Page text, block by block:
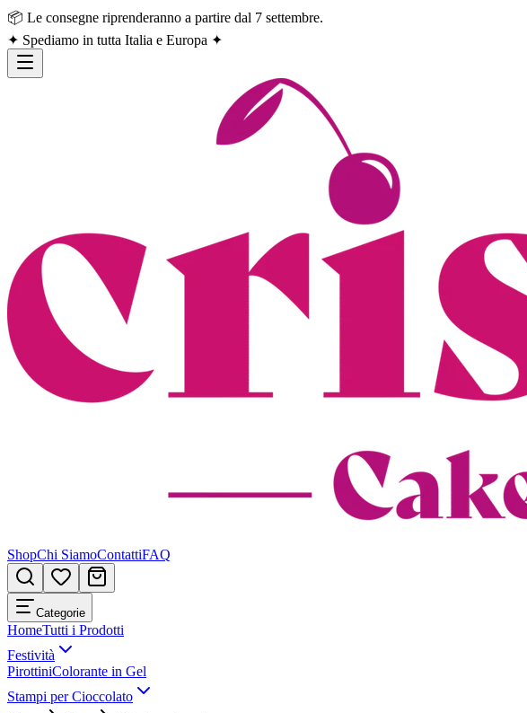
📦 Le consegne riprenderanno a partire dal 7 settembre.
✦ Spediamo in tutta Italia e Europa ✦
ShopChi SiamoContattiFAQ
Categorie
HomeTutti i Prodotti
Festività
PirottiniColorante in Gel
Stampi per Cioccolato